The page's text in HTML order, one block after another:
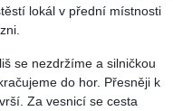
lokál v přední místnosti
se nezdržíme a silničkou
do hor. Přesněji k
Za vesnicí se cesta